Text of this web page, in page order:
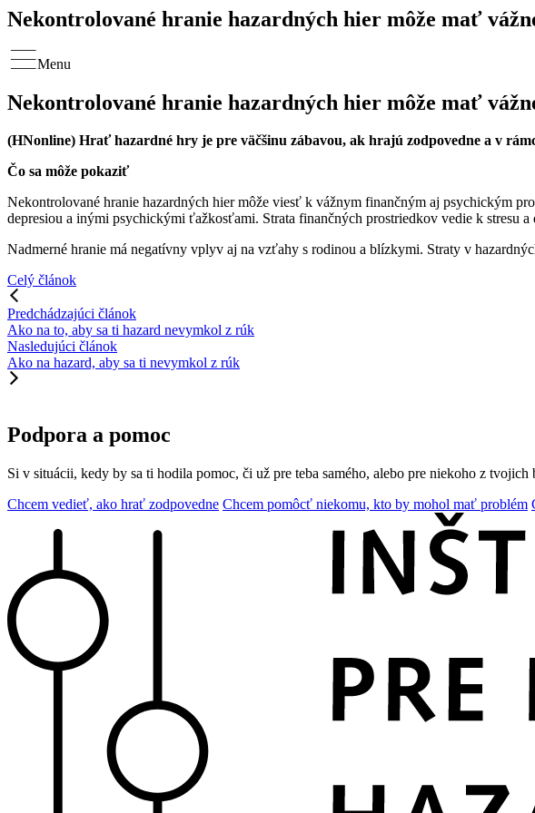
Nekontrolované hranie hazardných hier môže mať
Menu
Nekontrolované hranie hazardných hier môže mať
(HNonline) Hrať hazardné hry je pre väčšinu zábavou, ak hrajú zodpovedne a v
Čo sa môže pokaziť
Nekontrolované hranie hazardných hier môže viesť k vážnym finančným aj psychickým
depresiou a inými psychickými ťažkosťami. Strata finančných prostriedkov vedie k stresu
Nadmerné hranie má negatívny vplyv aj na vzťahy s rodinou a blízkymi. Straty v
Celý článok
Predchádzajúci článok
Ako na to, aby sa ti hazard nevymkol z rúk
Nasledujúci článok
Ako na hazard, aby sa ti nevymkol z rúk
Podpora a pomoc
Si v situácii, kedy by sa ti hodila pomoc, či už pre teba samého, alebo pre niekoho z tvojich
Chcem vedieť, ako hrať zodpovedne Chcem pomôcť niekomu, kto by mohol mať problém